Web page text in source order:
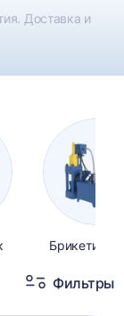
Доставка и
Фильтры